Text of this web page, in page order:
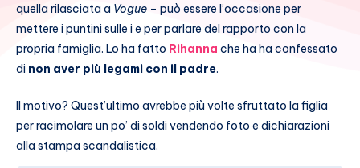
quella rilasciata a Vogue – può essere l’occasione per
mettere i puntini sulle i e per parlare del rapporto con la
propria famiglia. Lo ha fatto Rihanna che ha ha confessato
di non aver più legami con il padre.
Il motivo? Quest’ultimo avrebbe più volte sfruttato la figlia
per racimolare un po’ di soldi vendendo foto e dichiarazioni
alla stampa scandalistica.